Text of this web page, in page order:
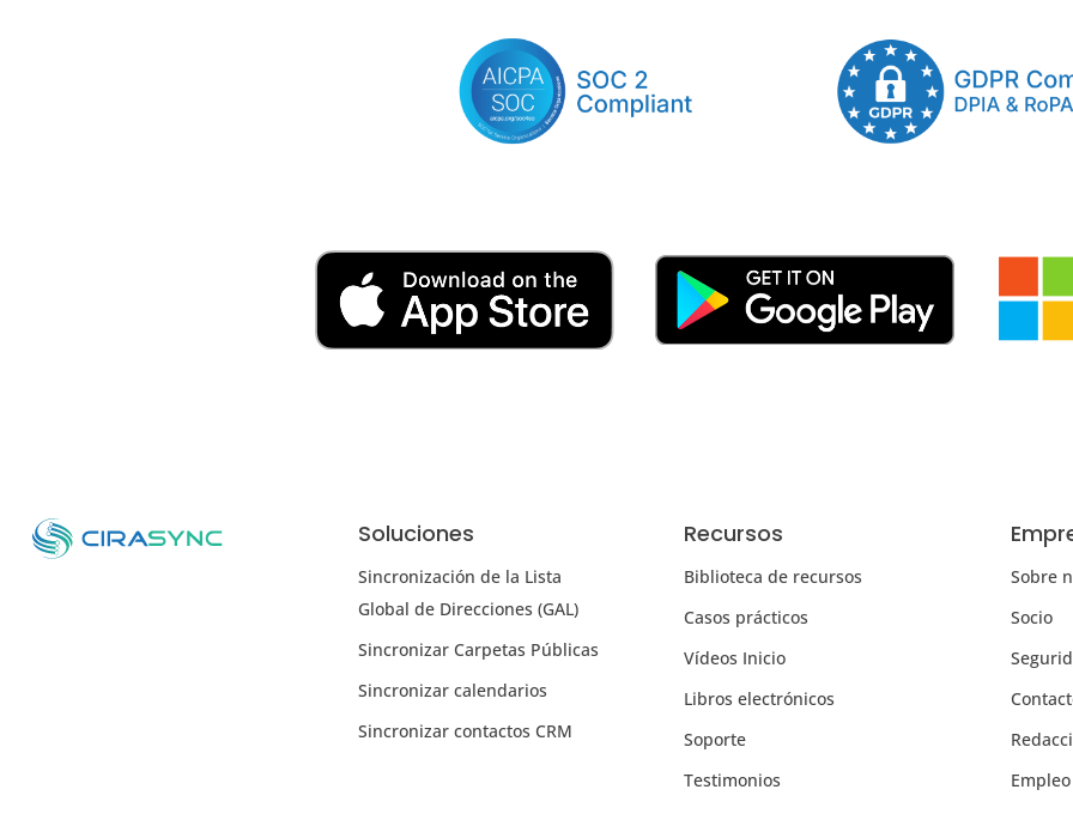
Soluciones
Sincronización de la Lista
Global de Direcciones (GAL)
Sincronizar Carpetas Públicas
Sincronizar calendarios
Sincronizar contactos CRM
Recursos
Biblioteca de recursos
Casos prácticos
Vídeos Inicio
Libros electrónicos
Soporte
Testimonios
Sobre
Socio
Empleo